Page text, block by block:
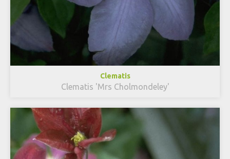
Clematis
Clematis 'Mrs Cholmondeley'